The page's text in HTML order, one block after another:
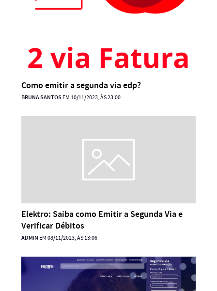
Como emitir a segunda via edp?
BRUNA SANTOS EM 10/11/2023, ÀS 23:00
Elektro: Saiba como Emitir a Segunda Via e
Verificar Débitos
ADMIN EM 08/11/2023, ÀS 13:06